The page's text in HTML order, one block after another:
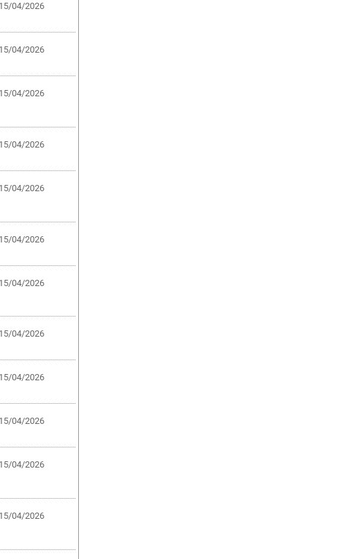
04/2026
04/2026
04/2026
04/2026
04/2026
04/2026
04/2026
04/2026
04/2026
04/2026
04/2026
04/2026